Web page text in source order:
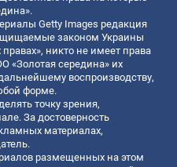
Getty Images редакция
законом Украины
никто не имеет права
«Золотая середина» их
воспроизводству,
форме.
точку зрения,
За достоверность
материалах,
размещенных на этом